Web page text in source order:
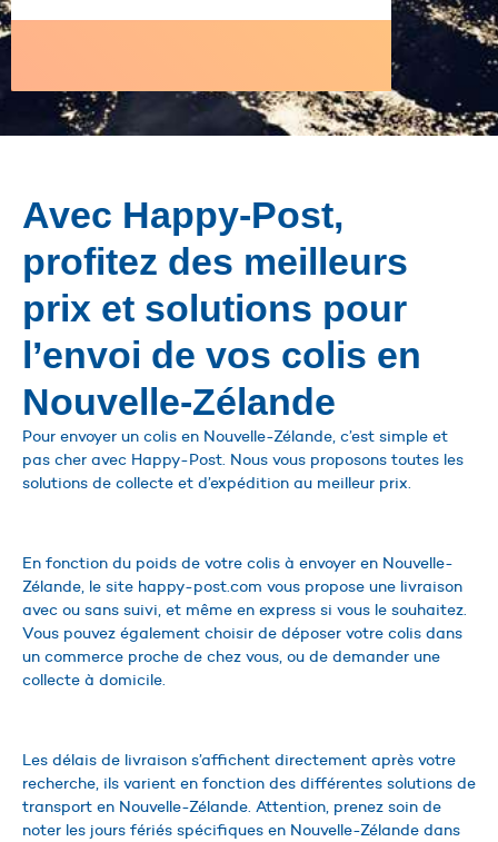
Avec Happy-Post,
profitez des meilleurs
prix et solutions pour
l’envoi de vos colis en
Nouvelle-Zélande
Pour envoyer un colis en Nouvelle-Zélande, c’est simple et
pas cher avec Happy-Post. Nous vous proposons toutes les
solutions de collecte et d’expédition au meilleur prix.
En fonction du poids de votre colis à envoyer en Nouvelle-
Zélande, le site happy-post.com vous propose une livraison
avec ou sans suivi, et même en express si vous le souhaitez.
Vous pouvez également choisir de déposer votre colis dans
un commerce proche de chez vous, ou de demander une
collecte à domicile.
Les délais de livraison s’affichent directement après votre
recherche, ils varient en fonction des différentes solutions de
transport en Nouvelle-Zélande. Attention, prenez soin de
noter les jours fériés spécifiques en Nouvelle-Zélande dans